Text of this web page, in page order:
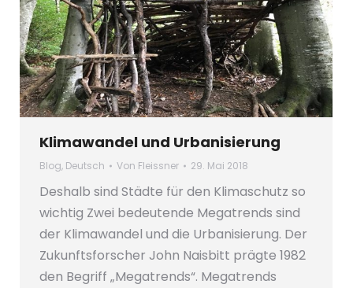
Klimawandel und Urbanisierung
Blog, Deutsch Von Fleissner 29. Mai 2018
Deshalb sind Städte für den Klimaschutz so
wichtig Zwei bedeutende Megatrends sind
der Klimawandel und die Urbanisierung. Der
Zukunftsforscher John Naisbitt prägte 1982
den Begriff „Megatrends“. Megatrends